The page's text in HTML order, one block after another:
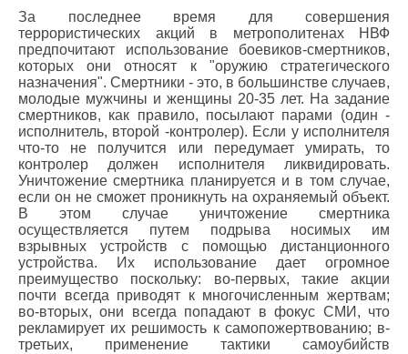
За последнее время для совершения
террористических акций в метрополитенах НВФ
предпочитают использование боевиков-смертников,
которых они относят к "оружию стратегического
назначения". Смертники - это, в большинстве случаев,
молодые мужчины и женщины 20-35 лет. На задание
смертников, как правило, посылают парами (один -
исполнитель, второй -контролер). Если у исполнителя
что-то не получится или передумает умирать, то
контролер должен исполнителя ликвидировать.
Уничтожение смертника планируется и в том случае,
если он не сможет проникнуть на охраняемый объект.
В этом случае уничтожение смертника
осуществляется путем подрыва носимых им
взрывных устройств с помощью дистанционного
устройства. Их использование дает огромное
преимущество поскольку: во-первых, такие акции
почти всегда приводят к многочисленным жертвам;
во-вторых, они всегда попадают в фокус СМИ, что
рекламирует их решимость к самопожертвованию; в-
третьих, применение тактики самоубийств